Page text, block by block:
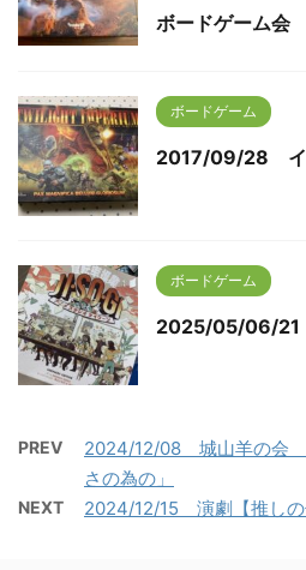
ボードゲーム会
ボードゲーム
2017/09/28 イ
ボードゲーム
2025/05/06/21
PREV
2024/12/08 城山羊の会
さの為の」
NEXT 2024/12/15 演劇【推しの